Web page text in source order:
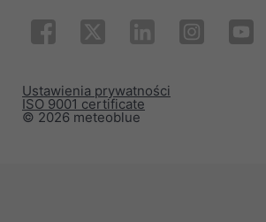
© 2026 meteoblue
ISO 9001 certificate
Ustawienia prywatności